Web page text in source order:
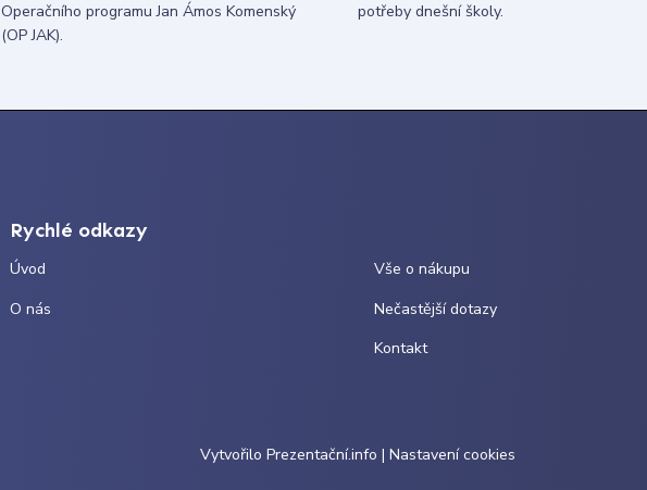
Operačního programu Jan Ámos Komenský
(OP JAK).
potřeby dnešní školy.
Rychlé odkazy
Úvod
O nás
Vše o nákupu
Nečastější dotazy
Kontakt
Vytvořilo Prezentační.info | Nastavení cookies